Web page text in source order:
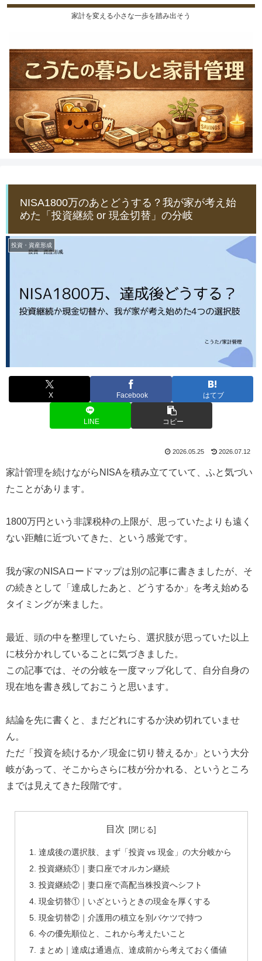
家計を変える小さな一歩を踏み出そう
NISA1800万のあとどうする？我が家が考え始
めた「投資継続 or 現金切替」の分岐
投資・資産形成
X Facebook はてブ
LINE コピー
2026.05.25 2026.07.12
家計管理を続けながらNISAを積み立てていて、ふと気づい
たことがあります。
1800万円という非課税枠の上限が、思っていたよりも遠く
ない距離に近づいてきた、という感覚です。
我が家のNISAロードマップは別の記事に書きましたが、そ
の続きとして「達成したあと、どうするか」を考え始める
タイミングが来ました。
最近、頭の中を整理していたら、選択肢が思っていた以上
に枝分かれしていることに気づきました。
この記事では、その分岐を一度マップ化して、自分自身の
現在地を書き残しておこうと思います。
結論を先に書くと、まだどれにするか決め切れていませ
ん。
ただ「投資を続けるか／現金に切り替えるか」という大分
岐があって、そこからさらに枝が分かれる、というところ
までは見えてきた段階です。
目次
達成後の選択肢、まず「投資 vs 現金」の大分岐から
投資継続①｜妻口座でオルカン継続
投資継続②｜妻口座で高配当株投資へシフト
現金切替①｜いざというときの現金を厚くする
現金切替②｜介護用の積立を別バケツで持つ
今の優先順位と、これから考えたいこと
まとめ｜達成は通過点、達成前から考えておく価値